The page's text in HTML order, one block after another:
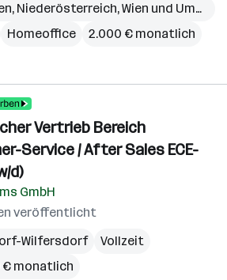
, Niederösterreich,Wien und Umgebung
Homeoffice 2.000 € monatlich
Vertrieb Bereich
Service / After Sales ECE-
d)
GmbH
veröffentlicht
Wilfersdorf
Vollzeit
€ monatlich